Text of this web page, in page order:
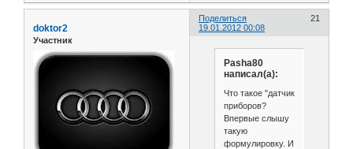
Поделиться
21
19.01.2012 00:08
doktor2
Участник
Pasha80
написал(а):
Что такое "датчик
приборов?
Впервые слышу
такую
формулировку. И